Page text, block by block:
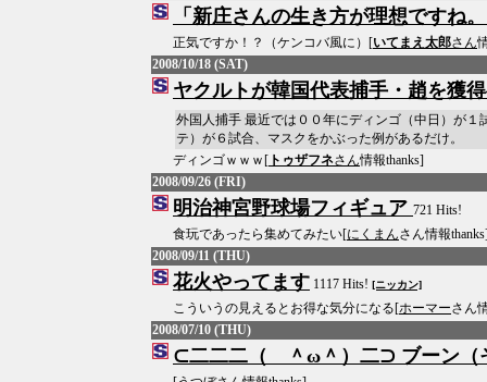
「新庄さんの生き方が理想ですね
正気ですか！？（ケンコバ風に）[いてまえ太郎さん
2008/10/18 (SAT)
ヤクルトが韓国代表捕手・趙を獲
外国人捕手 最近では００年にディンゴ（中日）が１
テ）が６試合、マスクをかぶった例があるだけ。
ディンゴｗｗｗ[ トゥザフネさん情報thanks]
2008/09/26 (FRI)
明治神宮野球場フィギュア 721 Hits!
食玩であったら集めてみたい[にくまんさん情報
2008/09/11 (THU)
花火やってます 1117 Hits! [ニッカン]
こういうの見えるとお得な気分になる[ホーマーさん
2008/07/10 (THU)
⊂二二二（ ＾ω＾）二⊃ ブーン（